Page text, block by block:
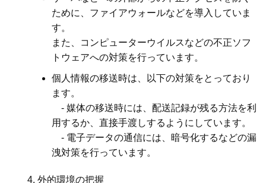
ために、ファイアウォールなどを導入していま
す。
また、コンピューターウイルスなどの不正ソフ
トウェアへの対策を行っています。
個人情報の移送時は、以下の対策をとっており
ます。
- 媒体の移送時には、配送記録が残る方法を利
用するか、直接手渡しするようにしています。
- 電子データの通信には、暗号化するなどの漏
洩対策を行っています。
外的環境の把握